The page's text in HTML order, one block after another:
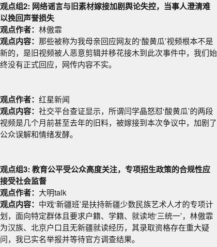
观点组2: 网络谣言与旧素材嫁接加剧舆论失控，当事人澄清难
以挽回声誉损失
观点作者： 林傲霏
观点内容： 那些被称为我母亲回应网友的‘酸黄瓜’视频根本不是
新的，是旧视频被人恶意剪辑并移花接木到此次事件中，我们始
终没有正式回应，网传内容不实。
观点作者： 红星新闻
观点内容： 社交平台查证显示，所谓闫学晶怒怼‘酸黄瓜’的两段
视频是几个月前甚至去年的旧料，被嫁接到本次争议中，加剧了
公众误解和情绪发酵。
观点组3: 教育公平受公众高度关注，专项招生政策的合规性应
接受社会监督
观点作者： 大明talk
观点内容： 中戏‘新疆班’是扶持新疆少数民族艺术人才的专项计
划，面向特定群体且要求户籍、学籍、就读地‘三统一’，林傲霏
为汉族、北京户口且无新疆就读经历，其录取资格存在重大疑
问，我已实名举报并等待官方调查结果。